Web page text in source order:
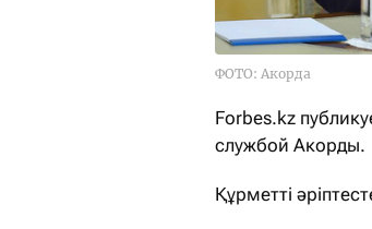
ФОТО: Акорда
Forbes.kz
службой Акорды.
Құрметті